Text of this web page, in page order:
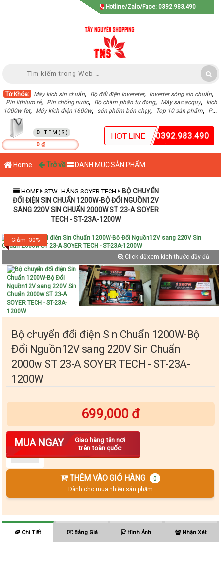
Hotline/Zalo/Face: 0392.983.490
Từ Khóa: Máy kích sin chuẩn, Bộ đổi điện Invereter, Inverter sóng sin chuẩn,
Pin lithium rẻ, Pin chống nước, Bộ châm phân tự động, Máy sạc acquy,
kích
1000w fet, Máy kích điện 1600w, sản phẩm bán chạy, Top 10 sản phẩm,
Pin
Lithium dung lượng cao
0
0 ₫
0392.983.490
Home Trở về DANH MỤC SẢN PHẨM
HOME STW- HÃNG SOYER TECH BỘ CHUYỂN
ĐỔI ĐIỆN SIN CHUẨN 1200W-BỘ ĐỔI NGUỒN12V
SANG 220V SIN CHUẨN 2000W ST 23-A SOYER
TECH - ST-23A-1200W
Giảm -30%
Click để xem kích thước đầy đủ
Bộ chuyển đổi điện Sin Chuẩn 1200W-Bộ
Đổi Nguồn12V sang 220V Sin Chuẩn
2000w ST 23-A SOYER TECH - ST-23A-
1200W
699,000 đ
MUA NGAY
Giao hàng tận nơi
trên toàn quốc
Số lượng
THÊM VÀO GIỎ HÀNG
0
Dành cho mua nhiều sản phẩm
Chi Tiết Bảng Giá Hình Ảnh Nhận Xét